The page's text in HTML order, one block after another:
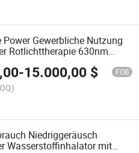
Power Gewerbliche Nutzung
Rotlichttherapie 630nm
940nm 1060nm
LED Lichttherapie Bett
-15.000,00 $ FOB
Niedriggeräusch
Wasserstoffinhalator mit